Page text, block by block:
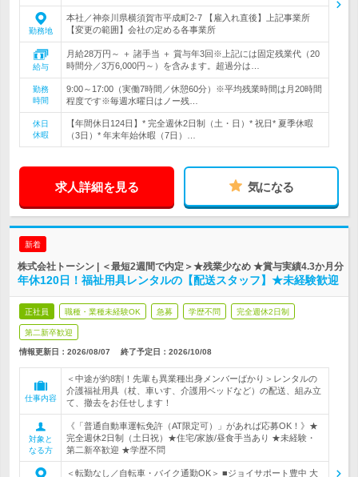
勤務地
本社／神奈川県横須賀市平成町2-7 【雇入れ直後】上記事業所
【変更の範囲】会社の定める各事業所
給与
月給28万円～ ＋ 諸手当 ＋ 賞与年3回※上記には固定残業代（20
時間分／3万6,000円～）を含みます。超過分は…
勤務
時間
9:00～17:00（実働7時間／休憩60分）※平均残業時間は月20時間
程度です※毎週水曜日はノー残…
休日
休暇
【年間休日124日】* 完全週休2日制（土・日）* 祝日* 夏季休暇
（3日）* 年末年始休暇（7日）…
求人詳細を見る 気になる
新着
株式会社トーシン | ＜最短2週間で内定＞★残業少なめ ★賞与実績4.3か月分
年休120日！福祉用具レンタルの【配送スタッフ】★未経験歓迎
正社員 職種・業種未経験OK 急募 学歴不問 完全週休2日制
第二新卒歓迎
情報更新日：2026/08/07 終了予定日： 2026/10/08
仕事内容
＜中途が約8割！先輩も異業種出身メンバーばかり＞レンタルの
介護福祉用具（杖、車いす、介護用ベッドなど）の配送、組み立
て、撤去をお任せします！
対象と
なる方
《「普通自動車運転免許（AT限定可）」があれば応募OK！》★
完全週休2日制（土日祝）★住宅/家族/昼食手当あり ★未経験・
第二新卒歓迎 ★学歴不問
＜転勤なし／自転車・バイク通勤OK＞ ■ジョイサポート豊中 大